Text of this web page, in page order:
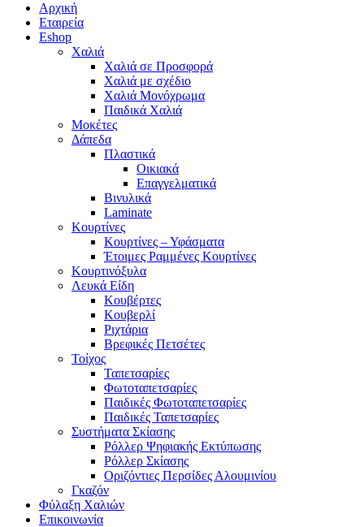
Αρχική
Εταιρεία
Eshop
Χαλιά
Χαλιά σε Προσφορά
Χαλιά με σχέδιο
Χαλιά Μονόχρωμα
Παιδικά Χαλιά
Μοκέτες
Δάπεδα
Πλαστικά
Οικιακά
Επαγγελματικά
Βινυλικά
Laminate
Κουρτίνες
Κουρτίνες – Υφάσματα
Έτοιμες Ραμμένες Κουρτίνες
Κουρτινόξυλα
Λευκά Είδη
Κουβέρτες
Κουβερλί
Ριχτάρια
Βρεφικές Πετσέτες
Τοίχος
Ταπετσαρίες
Φωτοταπετσαρίες
Παιδικές Φωτοταπετσαρίες
Παιδικές Ταπετσαρίες
Συστήματα Σκίασης
Ρόλλερ Ψηφιακής Εκτύπωσης
Ρόλλερ Σκίασης
Οριζόντιες Περσίδες Αλουμινίου
Γκαζόν
Φύλαξη Χαλιών
Επικοινωνία